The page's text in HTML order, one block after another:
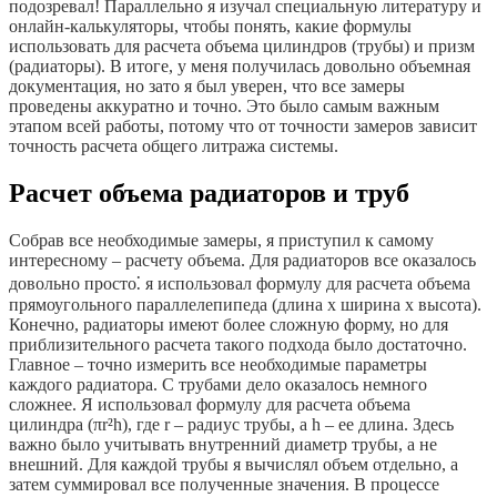
подозревал! Параллельно я изучал специальную литературу и
онлайн-калькуляторы, чтобы понять, какие формулы
использовать для расчета объема цилиндров (трубы) и призм
(радиаторы). В итоге, у меня получилась довольно объемная
документация, но зато я был уверен, что все замеры
проведены аккуратно и точно. Это было самым важным
этапом всей работы, потому что от точности замеров зависит
точность расчета общего литража системы.
Расчет объема радиаторов и труб
Собрав все необходимые замеры, я приступил к самому
интересному – расчету объема. Для радиаторов все оказалось
довольно просто⁚ я использовал формулу для расчета объема
прямоугольного параллелепипеда (длина х ширина х высота).
Конечно, радиаторы имеют более сложную форму, но для
приблизительного расчета такого подхода было достаточно.
Главное – точно измерить все необходимые параметры
каждого радиатора. С трубами дело оказалось немного
сложнее. Я использовал формулу для расчета объема
цилиндра (πr²h), где r – радиус трубы, а h – ее длина. Здесь
важно было учитывать внутренний диаметр трубы, а не
внешний. Для каждой трубы я вычислял объем отдельно, а
затем суммировал все полученные значения. В процессе